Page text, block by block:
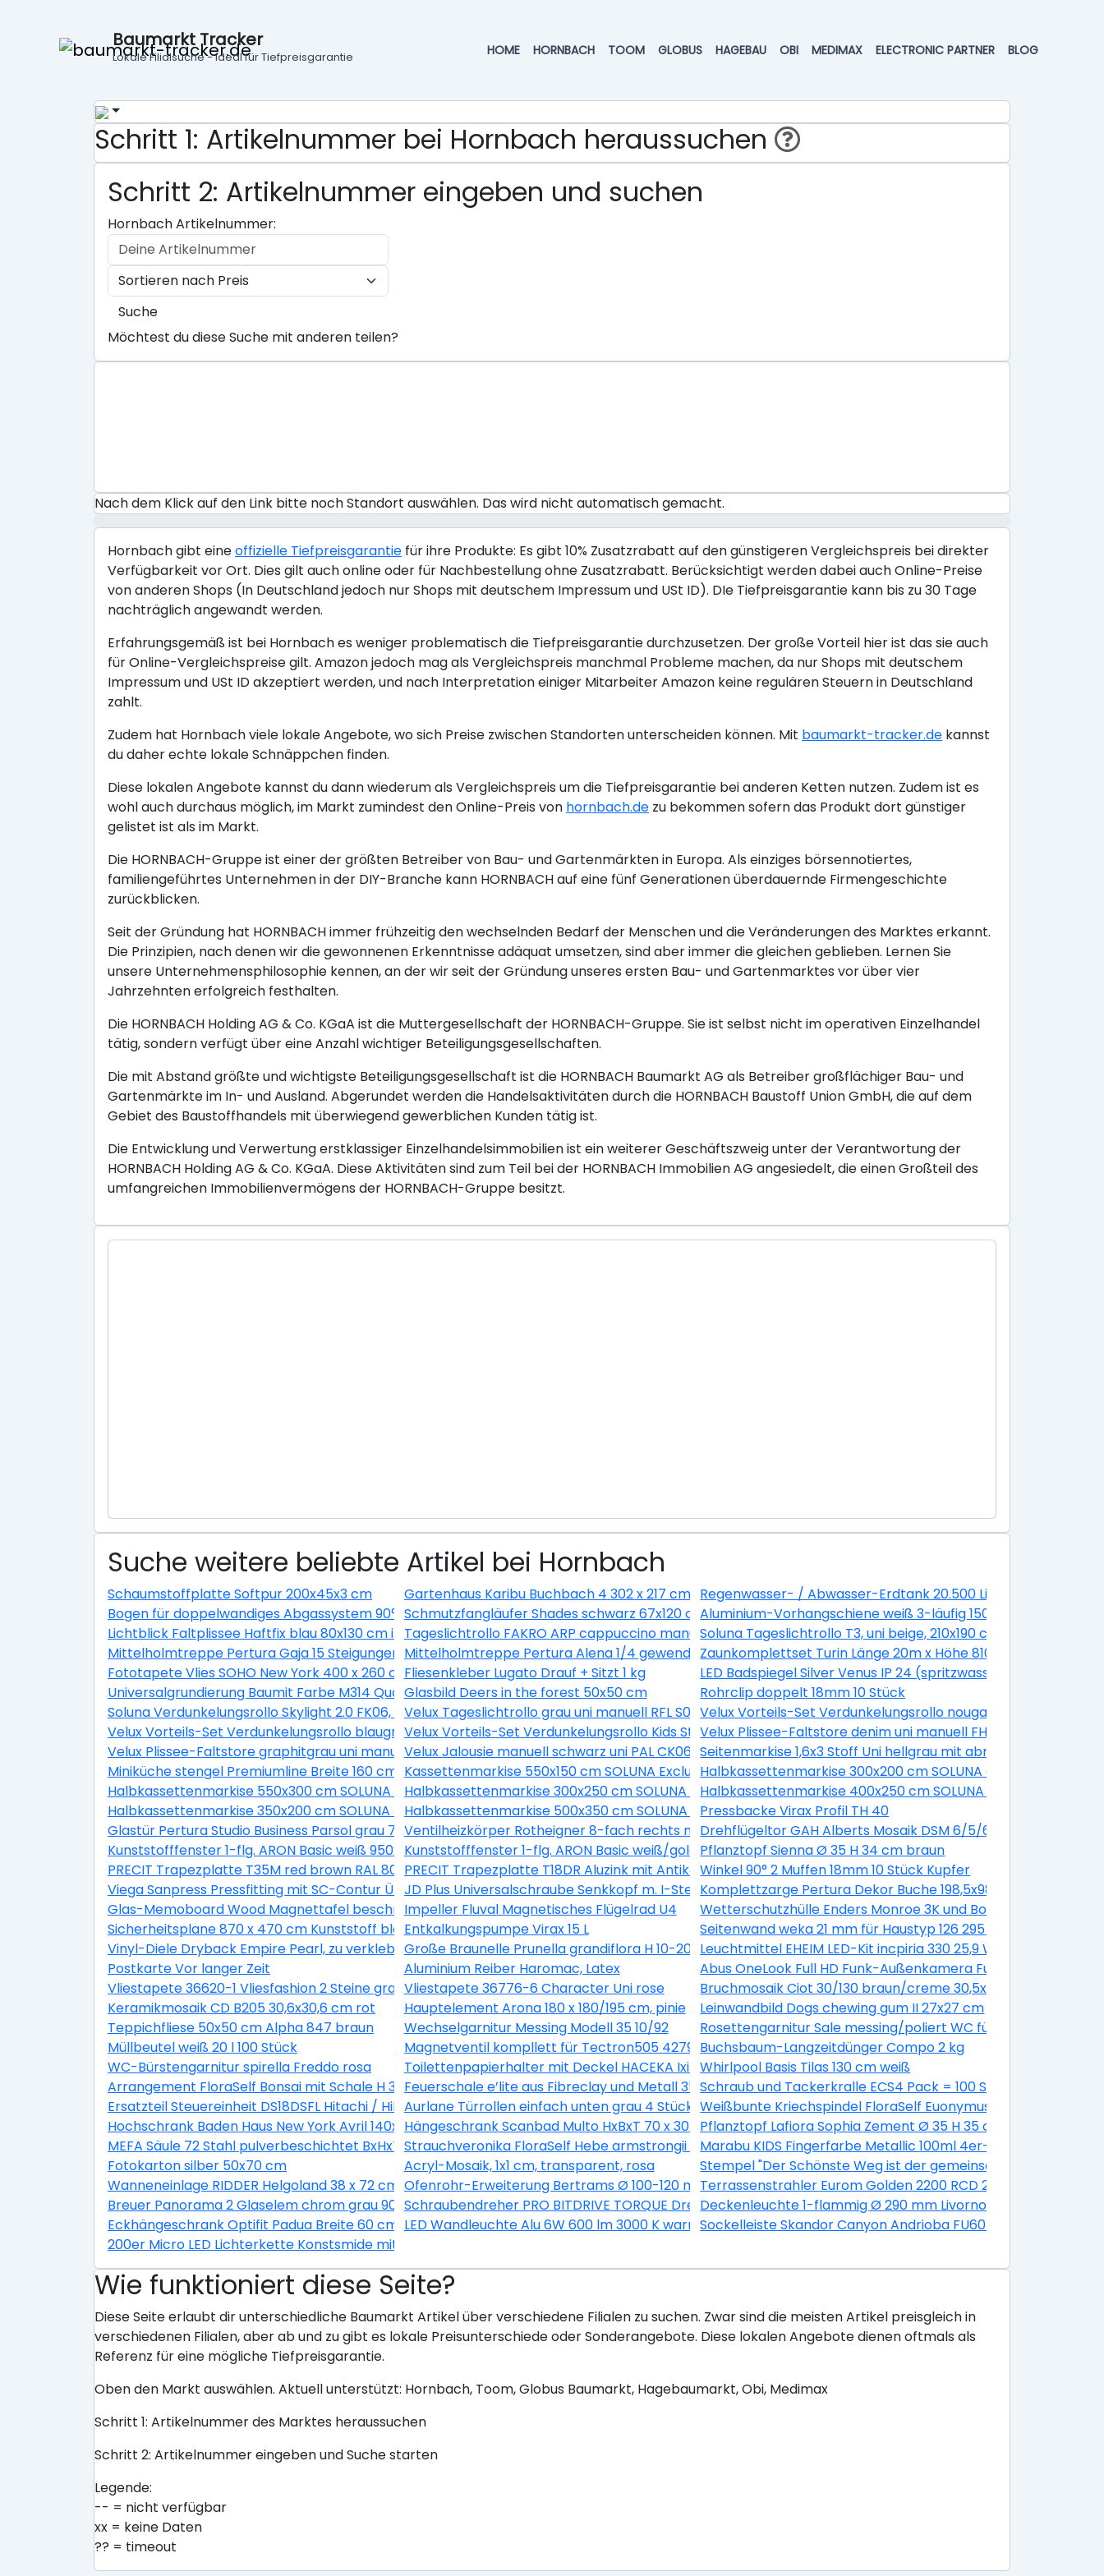
Baumarkt Tracker
Lokale Filialsuche - ideal für Tiefpreisgarantie HOME HORNBACH TOOM GLOBUS HAGEBAU OBI MEDIMAX ELECTRONIC PARTNER BLOG
Schritt 1: Artikelnummer bei Hornbach heraussuchen
Schritt 2: Artikelnummer eingeben und suchen
Hornbach Artikelnummer:
Suche
Möchtest du diese Suche mit anderen teilen?
Nach dem Klick auf den Link bitte noch Standort auswählen. Das wird nicht automatisch gemacht.
Hornbach gibt eineoffizielle Tiefpreisgarantie für ihre Produkte: Es gibt 10% Zusatzrabatt auf den günstigeren Vergleichspreis bei direkter
Verfügbarkeit vor Ort. Dies gilt auch online oder für Nachbestellung ohne Zusatzrabatt. Berücksichtigt werden dabei auch Online-Preise
von anderen Shops (In Deutschland jedoch nur Shops mit deutschem Impressum und USt ID). DIe Tiefpreisgarantie kann bis zu 30 Tage
nachträglich angewandt werden.
Erfahrungsgemäß ist bei Hornbach es weniger problematisch die Tiefpreisgarantie durchzusetzen. Der große Vorteil hier ist das sie auch
für Online-Vergleichspreise gilt. Amazon jedoch mag als Vergleichspreis manchmal Probleme machen, da nur Shops mit deutschem
Impressum und USt ID akzeptiert werden, und nach Interpretation einiger Mitarbeiter Amazon keine regulären Steuern in Deutschland
zahlt.
Zudem hat Hornbach viele lokale Angebote, wo sich Preise zwischen Standorten unterscheiden können. Mit baumarkt-tracker.de kannst
du daher echte lokale Schnäppchen finden.
Diese lokalen Angebote kannst du dann wiederum als Vergleichspreis um die Tiefpreisgarantie bei anderen Ketten nutzen. Zudem ist es
wohl auch durchaus möglich, im Markt zumindest den Online-Preis von hornbach.de zu bekommen sofern das Produkt dort günstiger
gelistet ist als im Markt.
Die HORNBACH-Gruppe ist einer der größten Betreiber von Bau- und Gartenmärkten in Europa. Als einziges börsennotiertes,
familiengeführtes Unternehmen in der DIY-Branche kann HORNBACH auf eine fünf Generationen überdauernde Firmengeschichte
zurückblicken.
Seit der Gründung hat HORNBACH immer frühzeitig den wechselnden Bedarf der Menschen und die Veränderungen des Marktes erkannt.
Die Prinzipien, nach denen wir die gewonnenen Erkenntnisse adäquat umsetzen, sind aber immer die gleichen geblieben. Lernen Sie
unsere Unternehmensphilosophie kennen, an der wir seit der Gründung unseres ersten Bau- und Gartenmarktes vor über vier
Jahrzehnten erfolgreich festhalten.
Die HORNBACH Holding AG & Co. KGaA ist die Muttergesellschaft der HORNBACH-Gruppe. Sie ist selbst nicht im operativen Einzelhandel
tätig, sondern verfügt über eine Anzahl wichtiger Beteiligungsgesellschaften.
Die mit Abstand größte und wichtigste Beteiligungsgesellschaft ist die HORNBACH Baumarkt AG als Betreiber großflächiger Bau- und
Gartenmärkte im In- und Ausland. Abgerundet werden die Handelsaktivitäten durch die HORNBACH Baustoff Union GmbH, die auf dem
Gebiet des Baustoffhandels mit überwiegend gewerblichen Kunden tätig ist.
Die Entwicklung und Verwertung erstklassiger Einzelhandelsimmobilien ist ein weiterer Geschäftszweig unter der Verantwortung der
HORNBACH Holding AG & Co. KGaA. Diese Aktivitäten sind zum Teil bei der HORNBACH Immobilien AG angesiedelt, die einen Großteil des
umfangreichen Immobilienvermögens der HORNBACH-Gruppe besitzt.
Suche weitere beliebte Artikel bei Hornbach
Schaumstoffplatte Softpur 200x45x3 cm Gartenhaus Karibu Buchbach 4 302 x 217 cm terragrauRegenwasser- / Abwasser-Erdtank 20.500 Liter GVT 20.5
Bogen für doppelwandiges Abgassystem 90° FU DN130Schmutzfangläufer Shades schwarz 67x120 cmAluminium-Vorhangschiene weiß 3-läufig 150 cm
Lichtblick Faltplissee Haftfix blau 80x130 cm inkl. SaugnäpfeTageslichtrollo FAKRO ARP cappuccino manuell 94x118 cm (08)Soluna Tageslichtrollo T3, uni beige, 210x190 cm
Mittelholmtreppe Pertura Gaja 15 Steigungen Weiß/Buche-TaubengrauMittelholmtreppe Pertura Alena 1/4 gewendelt mit Einzelstabgeländer 14 Steigungen/ 13 Stufen 85 cm
Zaunkomplettset Turin Länge 20m x Höhe 810 mm inkl.
Fototapete Vlies SOHO New York 400 x 260 cmFliesenkleber Lugato Drauf + Sitzt 1 kg
LED Badspiegel Silver Venus IP 24 (spritzwassergeschützt)
Universalgrundierung Baumit Farbe M314 Quarzgrund 15 kgGlasbild Deers in the forest 50x50 cm
Rohrclip doppelt 18mm 10 Stück
Soluna Verdunkelungsrollo Skylight 2.0 FK06, weiß, 49x99 cmVelux Tageslichtrollo grau uni manuell RFL S04 4161SVelux Vorteils-Set Verdunkelungsrollo nougat uni und
Velux Vorteils-Set Verdunkelungsrollo blaugrau uni und Faltstore Plissee weiß manuell DFD M04 4581SWL
Velux Vorteils-Set Verdunkelungsrollo Kids Straßen plus Faltstore Plissee weiß DFD M10 4655S
Velux Plissee-Faltstore denim uni manuell FHL UK04 1286SWL
Velux Plissee-Faltstore graphitgrau uni manuell FHL MK08 1274SWLVelux Jalousie manuell schwarz uni PAL CK06 7062SSeitenmarkise 1,6x3 Stoff Uni hellgrau mit abnehmbarem
Miniküche stengel Premiumline Breite 160 cm MPGS160 KS Induktion Becken rechtsKassettenmarkise 550x150 cm SOLUNA Exclusiv mit Motor Dessin 8430 Gestell silber
Halbkassettenmarkise 300x200 cm SOLUNA ohne Motor
Halbkassettenmarkise 550x300 cm SOLUNA ohne Motor Dessin A131Halbkassettenmarkise 300x250 cm SOLUNA ohne Motor Dessin 320477Halbkassettenmarkise 400x250 cm SOLUNA ohne Motor
Halbkassettenmarkise 350x200 cm SOLUNA mit Motor Dessin 7838Halbkassettenmarkise 500x350 cm SOLUNA Comfort mit Motor Dessin Trend U190 inkl. Sonnen und
Pressbacke Virax Profil TH 40
Glastür Pertura Studio Business Parsol grau 709x2097x8 mm DIN Links/RechtsVentilheizkörper Rotheigner 8-fach rechts mit Laschen Typ E 500x1100 mm RAL geprüft
Drehflügeltor GAH Alberts Mosaik DSM 6/5/6 inkl.
Kunststofffenster 1-flg. ARON Basic weiß 950x550 mm DIN LinksKunststofffenster 1-flg. ARON Basic weiß/golden oak 1050x650 mm DIN Rechts
Pflanztopf Sienna Ø 35 H 34 cm braun
PRECIT Trapezplatte T35M red brown RAL 8012 2300 x 1095 x 0,63 mmPRECIT Trapezplatte T18DR Aluzink mit Antikondensationsbeschichtung 6100 x 1138 x 0,5 mm
Winkel 90° 2 Muffen 18mm 10 Stück Kupfer
Viega Sanpress Pressfitting mit SC-Contur Übergangsstück 22mmx1/2" AG inox 436483
JD Plus Universalschraube Senkkopf m. I-Stern 4x70 mm galv.verzinkt, 200 Stück
Komplettzarge Pertura Dekor Buche 198,5x98,5x16,0 cm Links
Glas-Memoboard Wood Magnettafel beschriftbar weiss 30x30 cmImpeller Fluval Magnetisches Flügelrad U4
Wetterschutzhülle Enders Monroe 3K und Boston 3K
Sicherheitsplane 870 x 470 cm Kunststoff blauEntkalkungspumpe Virax 15 L
Seitenwand weka 21 mm für Haustyp 126 295 cm natur
Vinyl-Diele Dryback Empire Pearl, zu verkleben, 23x150 cmGroße Braunelle Prunella grandiflora H 10-20 cm Co 0,5 L (6 Stk.)Leuchtmittel EHEIM LED-Kit incpiria 330 25,9 W
Postkarte Vor langer Zeit
Aluminium Reiber Haromac, Latex
Abus OneLook Full HD Funk-Außenkamera Funk Nachtsicht
Vliestapete 36620-1 Vliesfashion 2 Steine grau Vliestapete 36776-6 Character Uni rose
Bruchmosaik Ciot 30/130 braun/creme 30,5x30,5 cm
Keramikmosaik CD B205 30,6x30,6 cm rot
Hauptelement Arona 180 x 180/195 cm, pinie
Leinwandbild Dogs chewing gum II 27x27 cm
Teppichfliese 50x50 cm Alpha 847 braun
Wechselgarnitur Messing Modell 35 10/92
Rosettengarnitur Sale messing/poliert WC für Bad + WC Türen
Müllbeutel weiß 20 l 100 Stück
Magnetventil kompllett für Tectron505 42791000Buchsbaum-Langzeitdünger Compo 2 kg
WC-Bürstengarnitur spirella Freddo rosa
Toilettenpapierhalter mit Deckel HACEKA Ixi edelstahlWhirlpool Basis Tilas 130 cm weiß
Arrangement FloraSelf Bonsai mit Schale H 30-38 cm Ø 25 cm TopfFeuerschale e’lite aus Fibreclay und Metall 35 x 35 x 72 cm grauSchraub und Tackerkralle ECS4 Pack = 100 Stück
Ersatzteil Steuereinheit DS18DSFL Hitachi / HiKOKI 332823Aurlane Türrollen einfach unten grau 4 Stück DE142Weißbunte Kriechspindel FloraSelf Euonymus fortunei
Hochschrank Baden Haus New York Avril 140x35 cm gebleichte Eiche mit Spiegel
Hängeschrank Scanbad Multo HxBxT 70 x 30 x 19cm Pinie greyPflanztopf Lafiora Sophia Zement Ø 35 H 35 cm grau
MEFA Säule 72 Stahl pulverbeschichtet BxHxT 205/1100/47 mm Verkehrsweiß RAL 9016
Strauchveronika FloraSelf Hebe armstrongii 'Green Boys' Ø 12 cm Topf
Marabu KIDS Fingerfarbe Metallic 100ml 4er-Set
Fotokarton silber 50x70 cm
Acryl-Mosaik, 1x1 cm, transparent, rosa
Stempel "Der Schönste Weg ist der gemeinsame"
Wanneneinlage RIDDER Helgoland 38 x 72 cm weiß blauOfenrohr-Erweiterung Bertrams Ø 100-120 mm feueraluminiert silberTerrassenstrahler Eurom Golden 2200 RCD 2200W
Breuer Panorama 2 Glaselem chrom grau 90/50 cm 3457005003262Schraubendreher PRO BITDRIVE TORQUE Drehmoment 1,0 - 5,0 NmDeckenleuchte 1-flammig Ø 290 mm Livorno weiß/titanium
Eckhängeschrank Optifit Padua Breite 60 cm KUPD OED606-9+ Nachbildung Eiche-hell sägerau
LED Wandleuchte Alu 6W 600 lm 3000 K warmweiß HxL 80x130 mm Sania nickel-matt
Sockelleiste Skandor Canyon Andrioba FU60L 19x58x2400 mm
200er Micro LED Lichterkette Konstsmide mit App bernstein
Wie funktioniert diese Seite?
Diese Seite erlaubt dir unterschiedliche Baumarkt Artikel über verschiedene Filialen zu suchen. Zwar sind die meisten Artikel preisgleich in
verschiedenen Filialen, aber ab und zu gibt es lokale Preisunterschiede oder Sonderangebote. Diese lokalen Angebote dienen oftmals als
Referenz für eine mögliche Tiefpreisgarantie.
Oben den Markt auswählen. Aktuell unterstützt: Hornbach, Toom, Globus Baumarkt, Hagebaumarkt, Obi, Medimax
Schritt 1: Artikelnummer des Marktes heraussuchen
Schritt 2: Artikelnummer eingeben und Suche starten
Legende:
-- = nicht verfügbar
xx = keine Daten
?? = timeout